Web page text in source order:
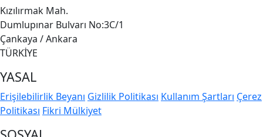
Kızılırmak Mah.
Dumlupınar Bulvarı No:3C/1
Çankaya / Ankara
TÜRKİYE
YASAL
Erişilebilirlik Beyanı Gizlilik Politikası Kullanım Şartları Çerez
Politikası Fikri Mülkiyet